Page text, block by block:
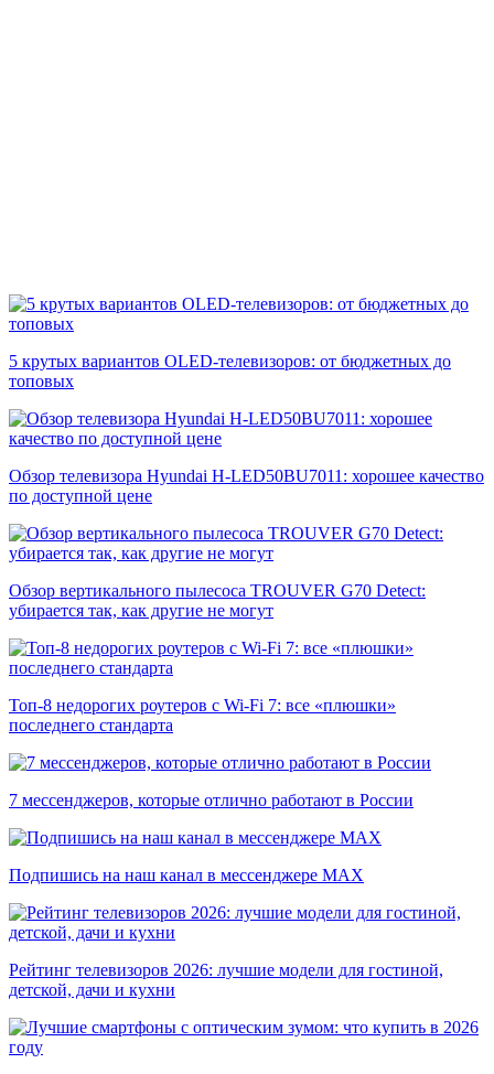
5 крутых вариантов OLED-телевизоров: от бюджетных до
топовых
Обзор телевизора Hyundai H-LED50BU7011: хорошее качество
по доступной цене
Обзор вертикального пылесоса TROUVER G70 Detect:
убирается так, как другие не могут
Топ-8 недорогих роутеров с Wi-Fi 7: все «плюшки»
последнего стандарта
7 мессенджеров, которые отлично работают в России
Подпишись на наш канал в мессенджере МАХ
Рейтинг телевизоров 2026: лучшие модели для гостиной,
детской, дачи и кухни